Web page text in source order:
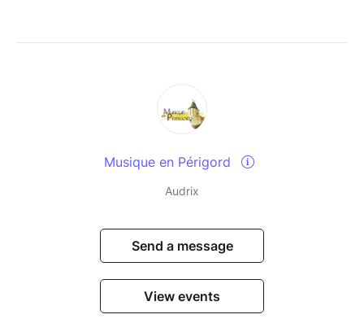
Musique en Périgord
Audrix
Send a message
View events